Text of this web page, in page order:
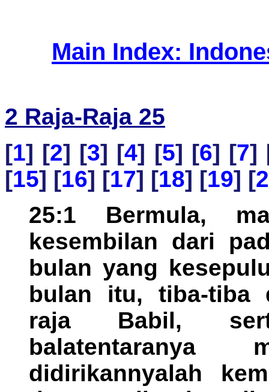
Main Index:
2 Raja-Raja 25
[1] [2] [3] [4] [5] [6] [7]
[15] [16] [17] [18] [19] [
25:1 Bermula,
kesembilan dari
bulan yang
bulan itu, tiba-tiba
raja Babil,
balatentaranya
didirikannyalah